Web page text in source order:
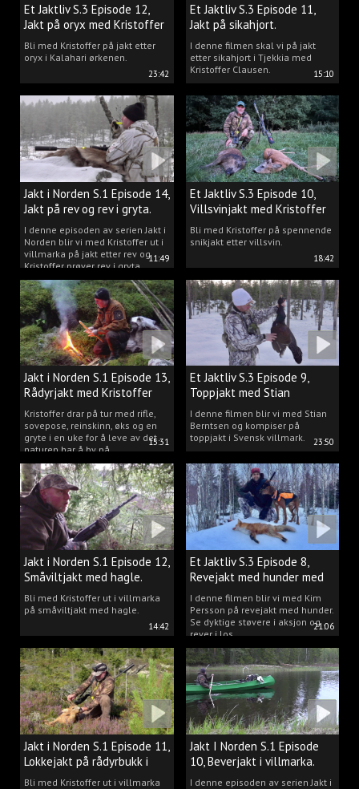
23:42
Et Jaktliv S.3 Episode 12,
Jakt på oryx med Kristoffer
Clausen
Bli med Kristoffer på jakt etter
oryx i Kalahari ørkenen.
15:10
Et Jaktliv S.3 Episode 11,
Jakt på sikahjort.
I denne filmen skal vi på jakt
etter sikahjort i Tjekkia med
Kristoffer Clausen.
11:49
Jakt i Norden S.1 Episode 14,
Jakt på rev og rev i gryta.
I denne episoden av serien Jakt i
Norden blir vi med Kristoffer ut i
villmarka på jakt etter rev og
Kristoffer prøver rev i gryta.
18:42
Et Jaktliv S.3 Episode 10,
Villsvinjakt med Kristoffer
Bli med Kristoffer på spennende
snikjakt etter villsvin.
15:31
Jakt i Norden S.1 Episode 13,
Rådyrjakt med Kristoffer
Clausen
Kristoffer drar på tur med rifle,
sovepose, reinskinn, øks og en
gryte i en uke for å leve av det
naturen har å by på.
23:50
Et Jaktliv S.3 Episode 9,
Toppjakt med Stian
Berntsen
I denne filmen blir vi med Stian
Berntsen og kompiser på
toppjakt i Svensk villmark.
14:42
Jakt i Norden S.1 Episode 12,
Småviltjakt med hagle.
Bli med Kristoffer ut i villmarka
på småviltjakt med hagle.
21:06
Et Jaktliv S.3 Episode 8,
Revejakt med hunder med
Kim Persson.
I denne filmen blir vi med Kim
Persson på revejakt med hunder.
Se dyktige støvere i aksjon og
rever i los.
Jakt i Norden S.1 Episode 11,
Lokkejakt på rådyrbukk i
villmarka.
Bli med Kristoffer ut i villmarka
Jakt I Norden S.1 Episode
10, Beverjakt i villmarka.
I denne episoden av serien Jakt i